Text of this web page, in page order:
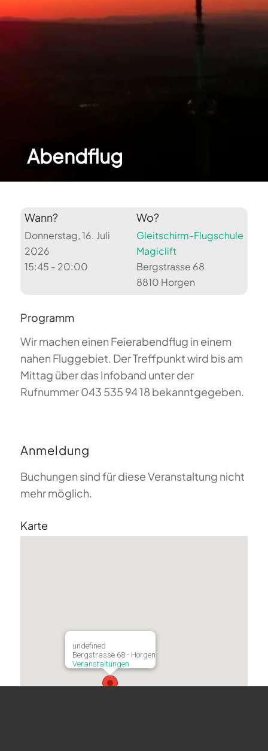
Abendflug
Wann?
Donnerstag, 16. Juli
2026
15:45 - 20:00
Wo?
Gleitschirm-Flugschule
Magiclift
Bergstrasse 68
8810 Horgen
Programm
Wir machen einen Feierabendflug in einem
nahen Fluggebiet. Der Treffpunkt wird bis am
Mittag über das Infoband unter der
Rufnummer 043 535 94 18 bekanntgegeben.
Anmeldung
Buchungen sind für diese Veranstaltung nicht
mehr möglich.
Karte
undefined
Bergstrasse 68 - Horgen
Veranstaltungen